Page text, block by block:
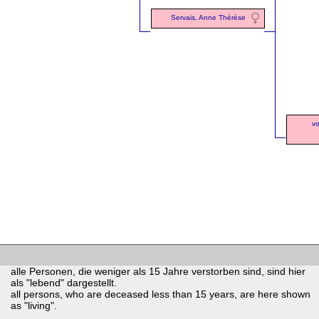
Servais, Anne Thérèse
alle Personen, die weniger als 15 Jahre verstorben sind, sind hier
als "lebend" dargestellt.
all persons, who are deceased less than 15 years, are here shown
as "living".